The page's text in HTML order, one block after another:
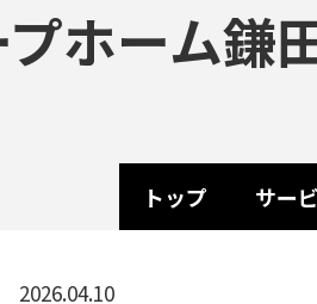
ホーム鎌
トップ サー
2026.04.10